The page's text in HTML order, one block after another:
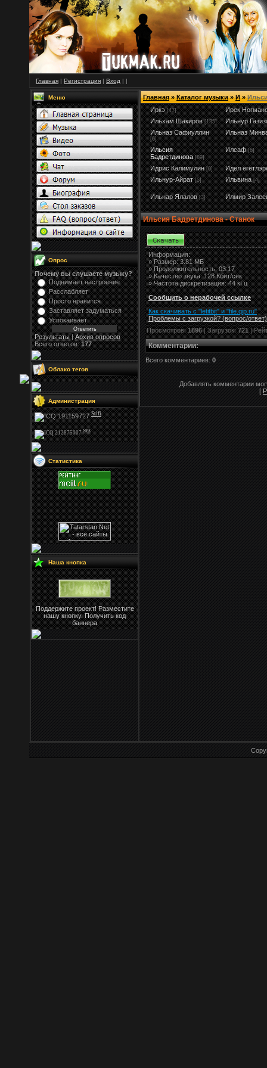
Главная | Регистрация | Вход | |
Меню
Опрос
Почему вы слушаете музыку?
Поднимает настроение
Расслабляет
Просто нравится
Заставляет задуматься
Успокаивает
Результаты|Архив опросов
Всего ответов:177
Облако тегов
Администрация
Stifi
NFS
Статистика
Наша кнопка
Поддержите проект! Разместите
нашу кнопку. Получить код
баннера
Главная»Каталог музыки»И»
Иркэ [47]
Ирек
Ильхам Шакиров [135]
Ильнур
Ильназ Сафиуллин
[6]
Ильназ
Ильсия
Бадретдинова [89]
Илсаф [6]
Идрис Калимулин [0]
Идел
Ильнур-Айрат [5] Ильвина [4]
Ильнар Ялалов [3] Илмир
Ильсия Бадретдинова - Станок
Информация:
»Размер:3.81 МБ
» Продолжительность: 03:17
» Качество звука: 128 Кбит/сек
» Частота дискретизация: 44 кГц
Сообщить о нерабочей ссылке
Как скачивать с "letitbit" и "file.qip.ru"
Проблемы с загрузкой? (вопрос/ответ)
Просмотров:1896| Загрузок:721|
Комментарии:
Всего комментариев: 0
Добавлять комментарии
[